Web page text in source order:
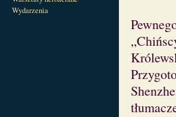
Wydarzenia